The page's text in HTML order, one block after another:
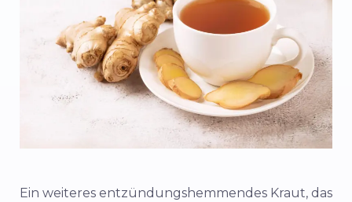
Ein weiteres entzündungshemmendes Kraut, das